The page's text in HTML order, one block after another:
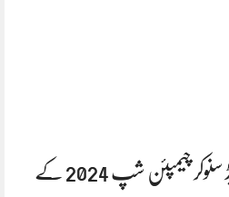
آئی بی ایس ایف ورلڈ 6 ریڈ سنوکر چیمپئن شپ 2024 کے